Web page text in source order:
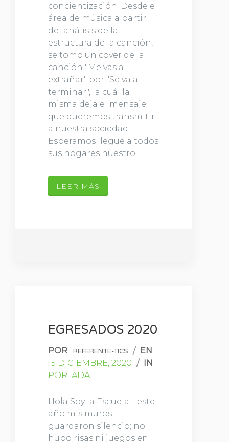
concientización. Desde el
área de música a partir
del análisis de la
estructura de la canción,
se tomo un cover de la
canción "Me vas a
extrañar" por "Se va a
terminar", la cuál la
misma deja el mensaje
que queremos transmitir
a nuestra sociedad.
Esperamos llegue a todos
sus hogares nuestro...
LEER MÁS
EGRESADOS 2020
POR REFERENTE-TICS / EN
15 DICIEMBRE, 2020 / IN
PORTADA
Hola Soy la Escuela… este
año mis muros
guardaron silencio; no
hubo risas ni juegos en